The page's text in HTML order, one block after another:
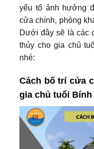
yếu tố ảnh hưởng
cửa chính, phòng
Dưới đây sẽ là các
thủy cho gia chủ
nhé:
Cách bố trí cửa
gia chủ tuổi Bính